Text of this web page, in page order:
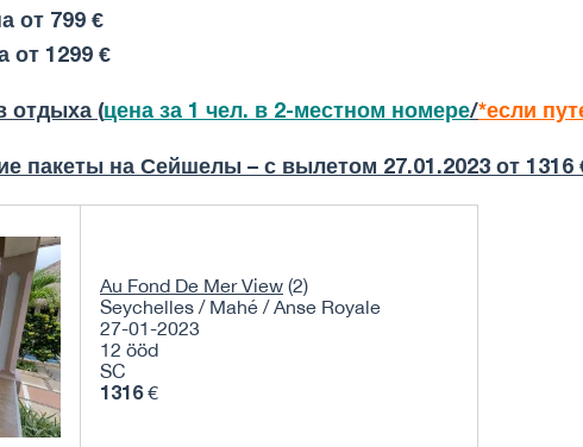
от 799 €
от 1299 €
отдыха (цена за 1 чел. в 2-местном номере/*если
пакеты на Сейшелы – с вылетом 27.01.2023 от 1316
Au Fond De Mer View (2)
Seychelles / Mahé / Anse Royale
27-01-2023
12 ööd
SC
1316€